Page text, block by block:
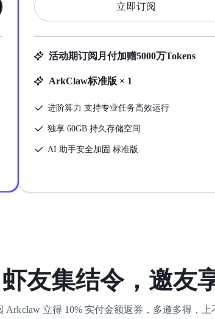
立即订阅
活动期订阅月付加赠5000万Tokens
ArkClaw标准版 × 1
进阶算力 支持专业任务高效运行
独享 60GB 持久存储空间
AI 助手安全加固 标准版
虾友集结令，邀友
Arkclaw 立得 10% 实付金额返券，多邀多得，上